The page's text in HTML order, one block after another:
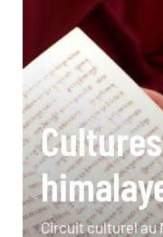
Cultures
Circuit culturel au